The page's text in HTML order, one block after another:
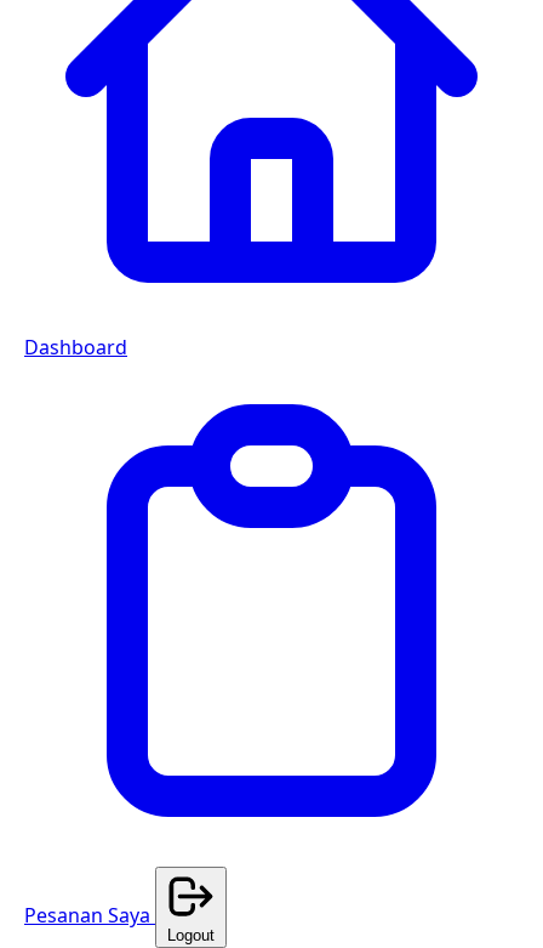
Dashboard
Pesanan Saya
Logout